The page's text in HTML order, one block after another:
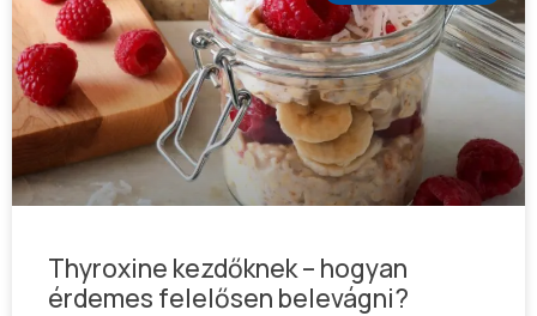
Thyroxine kezdőknek – hogyan
érdemes felelősen belevágni?